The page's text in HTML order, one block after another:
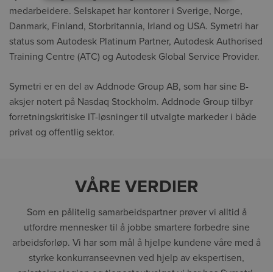
medarbeidere. Selskapet har kontorer i Sverige, Norge,
Danmark, Finland, Storbritannia, Irland og USA. Symetri har
status som Autodesk Platinum Partner, Autodesk Authorised
Training Centre (ATC) og Autodesk Global Service Provider.
Symetri er en del av Addnode Group AB, som har sine B-
aksjer notert på Nasdaq Stockholm. Addnode Group tilbyr
forretningskritiske IT-løsninger til utvalgte markeder i både
privat og offentlig sektor.
VÅRE VERDIER
Som en pålitelig samarbeidspartner prøver vi alltid å
utfordre mennesker til å jobbe smartere forbedre sine
arbeidsforløp. Vi har som mål å hjelpe kundene våre med å
styrke konkurranseevnen ved hjelp av ekspertisen,